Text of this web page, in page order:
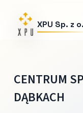
XPU Sp. z
CENTRUM
DĄBKACH